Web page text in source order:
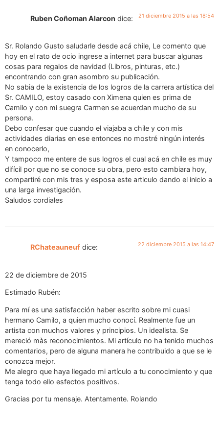
Ruben Coñoman Alarcon dice: 21 diciembre 2015 a las 18:54
Sr. Rolando Gusto saludarle desde acá chile, Le comento que
hoy en el rato de ocio ingrese a internet para buscar algunas
cosas para regalos de navidad (Libros, pinturas, etc.)
encontrando con gran asombro su publicación.
No sabia de la existencia de los logros de la carrera artística del
Sr. CAMILO, estoy casado con Ximena quien es prima de
Camilo y con mi suegra Carmen se acuerdan mucho de su
persona.
Debo confesar que cuando el viajaba a chile y con mis
actividades diarias en ese entonces no mostré ningún interés
en conocerlo,
Y tampoco me entere de sus logros el cual acá en chile es muy
difícil por que no se conoce su obra, pero esto cambiara hoy,
compartiré con mis tres y esposa este articulo dando el inicio a
una larga investigación.
Saludos cordiales
RChateauneuf dice: 22 diciembre 2015 a las 14:47
22 de diciembre de 2015
Estimado Rubén:
Para mí es una satisfacción haber escrito sobre mi cuasi
hermano Camilo, a quien mucho conocí. Realmente fue un
artista con muchos valores y principios. Un idealista. Se
mereció màs reconocimientos. Mi artículo no ha tenido muchos
comentarios, pero de alguna manera he contribuido a que se le
conozca mejor.
Me alegro que haya llegado mi artículo a tu conocimiento y que
tenga todo ello esfectos positivos.
Gracias por tu mensaje. Atentamente. Rolando